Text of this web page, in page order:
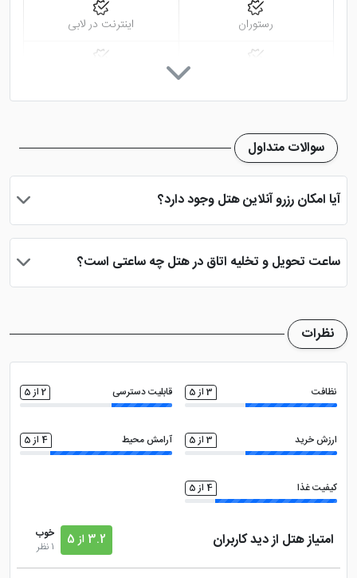
رستوران اینترنت در لابی
سوالات متداول
آیا امکان رزرو آنلاین هتل وجود دارد؟
بله، با انتخاب تاریخ ورود و خروج، نوع اتاق و تعداد نفرات می توانید
دریافت نمایید.
ساعت تحویل و تخلیه اتاق در هتل چه ساعتی است؟
ساعت تحویل اتاق ساعت 2 بعد از ظهر و ساعت تخلیه اتاق 12 ظهر
نظرات
نظافت 3 از 5 قابلیت دسترسی 2 از 5
ارزش خرید 3 از 5 آرامش محیط 4 از 5
کیفیت غذا 4 از 5
امتیاز هتل از دید کاربران 3.2 از 5
خوب
1 نظر